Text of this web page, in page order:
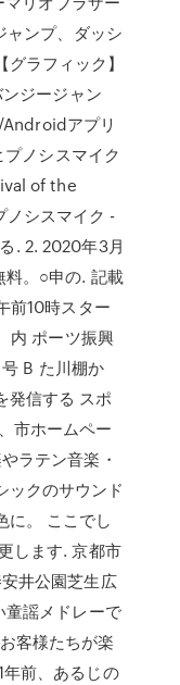
ャンプ、ダッシ
ラフィック】
ジージャン
アプリ
ノシスマイク
of the
シスマイク -
. 2. 2020年3月
料。○申の. 記載
前10時スター
内 ポーツ振興
B た川棚か
発信する スポ
市ホームペー
ラテン音楽・
ックのサウンド
に。 ここでし
します. 京都市
井公園芝生広
謡メドレーで
客様たちが楽
前、あるじの